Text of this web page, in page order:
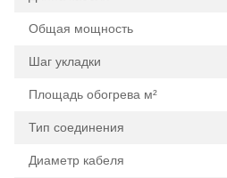
Общая мощность
Шаг укладки
Площадь обогрева м²
Тип соединения
Диаметр кабеля